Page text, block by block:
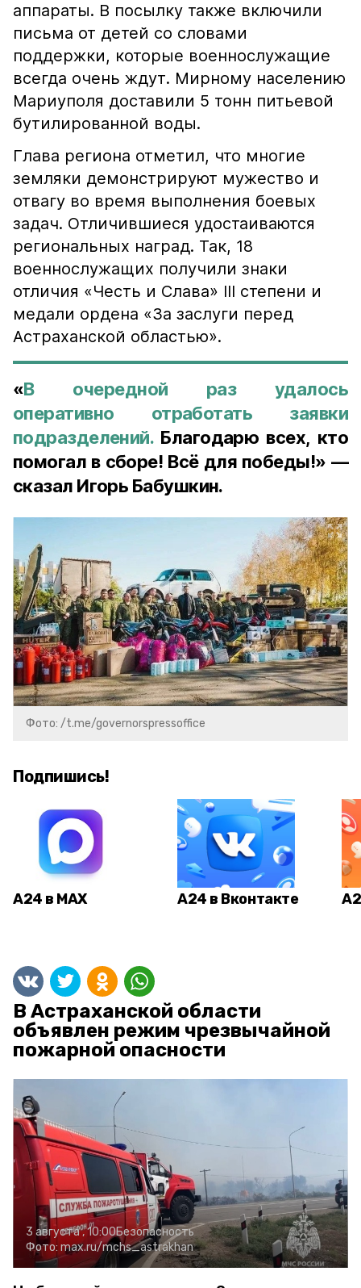
аппараты. В посылку также включили
письма от детей со словами
поддержки, которые военнослужащие
всегда очень ждут. Мирному населению
Мариуполя доставили 5 тонн питьевой
бутилированной воды.
Глава региона отметил, что многие
земляки демонстрируют мужество и
отвагу во время выполнения боевых
задач. Отличившиеся удостаиваются
региональных наград. Так, 18
военнослужащих получили знаки
отличия «Честь и Слава» III степени и
медали ордена «За заслуги перед
Астраханской областью».
«В очередной раз удалось
оперативно отработать заявки
подразделений.Благодарю всех, кто
помогал в сборе! Всё для победы!» —
сказал Игорь Бабушкин.
Фото: /t.me/governorspressoffice
Подпишись!
А24 в MAX А24 в Вконтакте
В Астраханской области
объявлен режим чрезвычайной
пожарной опасности
3 августа , 10:00Безопасность
Фото: max.ru/mchs_astrakhan